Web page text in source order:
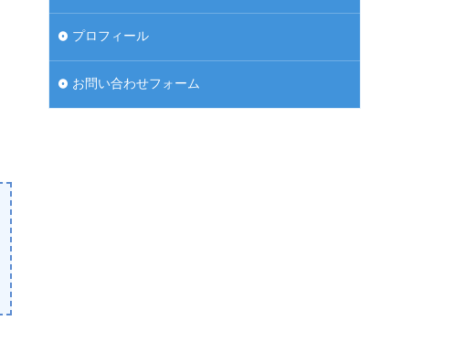
プロフィール
お問い合わせフォーム